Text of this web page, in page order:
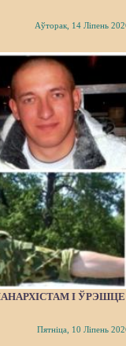
Аўторак, 14 Ліпень
І ЎРЭШЦЕ
Пятніца, 10 Ліпень